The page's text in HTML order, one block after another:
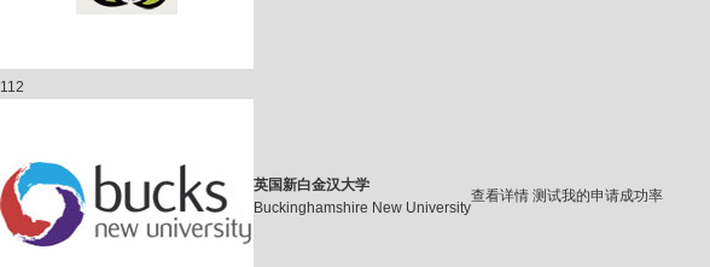
112
英国新白金汉大学
Buckinghamshire New University
查看详情 测试我的申请成功率